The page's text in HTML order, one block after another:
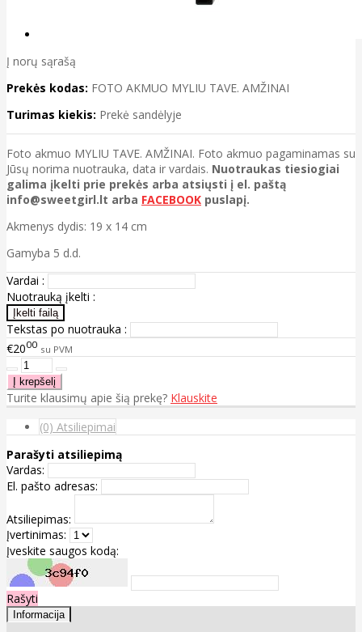
Į norų sąrašą
Prekės kodas: FOTO AKMUO MYLIU TAVE. AMŽINAI
Turimas kiekis: Prekė sandėlyje
Foto akmuo MYLIU TAVE. AMŽINAI. Foto akmuo pagaminamas su
Jūsų norima nuotrauka, data ir vardais. Nuotraukas tiesiogiai
galima įkelti prie prekės arba atsiųsti į el. paštą
info@sweetgirl.lt arba FACEBOOK puslapį.
Akmenys dydis: 19 x 14 cm
Gamyba 5 d.d.
Vardai :
Nuotrauką įkelti :
Tekstas po nuotrauka :
€2000 su PVM
Turite klausimų apie šią prekę? Klauskite
(0) Atsiliepimai
Parašyti atsiliepimą
Vardas:
El. pašto adresas:
Atsiliepimas:
Įvertinimas:
Įveskite saugos kodą:
Rašyti
Informacija